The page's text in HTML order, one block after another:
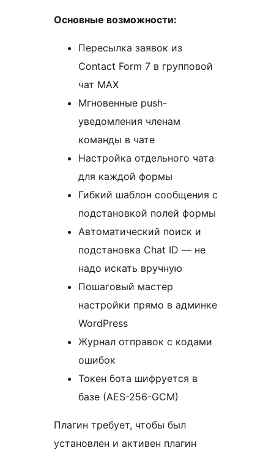
Основные возможности:
Пересылка заявок из
Contact Form 7 в групповой
чат MAX
Мгновенные push-
уведомления членам
команды в чате
Настройка отдельного чата
для каждой формы
Гибкий шаблон сообщения с
подстановкой полей формы
Автоматический поиск и
подстановка Chat ID — не
надо искать вручную
Пошаговый мастер
настройки прямо в админке
WordPress
Журнал отправок с кодами
ошибок
Токен бота шифруется в
базе (AES-256-GCM)
Плагин требует, чтобы был
установлен и активен плагин